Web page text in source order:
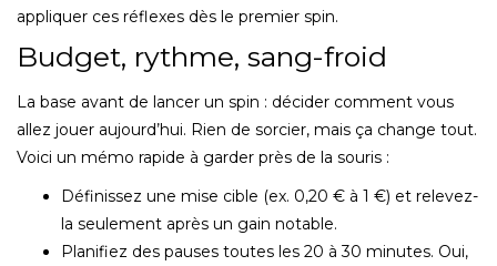
appliquer ces réflexes dès le premier spin.
Budget, rythme, sang-froid
La base avant de lancer un spin : décider comment vous
allez jouer aujourd’hui. Rien de sorcier, mais ça change tout.
Voici un mémo rapide à garder près de la souris :
Définissez une mise cible (ex. 0,20 € à 1 €) et relevez-
la seulement après un gain notable.
Planifiez des pauses toutes les 20 à 30 minutes. Oui,